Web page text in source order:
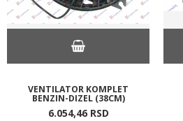
VENTILATOR KOMPLET
BENZIN-DIZEL (38CM)
6.054,46 RSD